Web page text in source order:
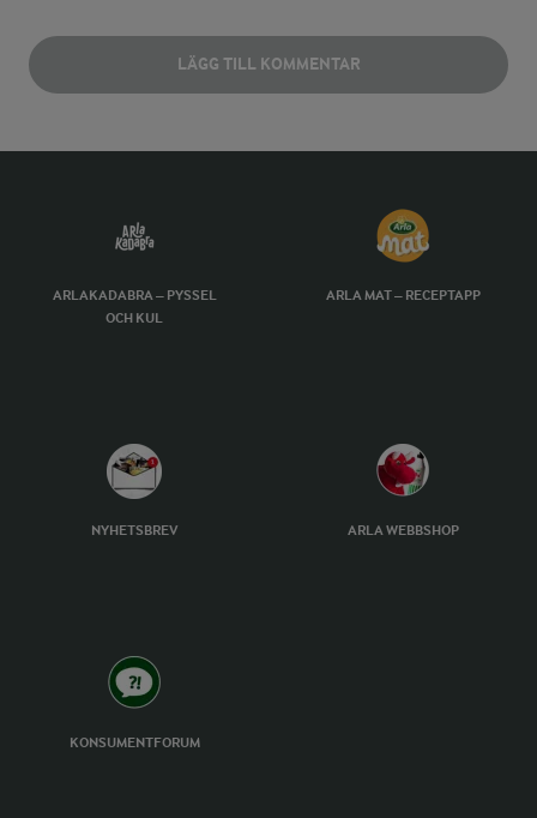
LÄGG TILL KOMMENTAR
ARLAKADABRA – PYSSEL
OCH KUL
ARLA MAT – RECEPTAPP
NYHETSBREV ARLA WEBBSHOP
KONSUMENTFORUM